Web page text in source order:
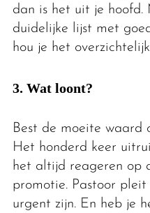
dan is het uit je hoofd.
duidelijke lijst met
hou je het
3. Wat loont?
Best de moeite waard
Het honderd keer
het altijd reageren op
promotie. Pastoor
urgent zijn. En heb je